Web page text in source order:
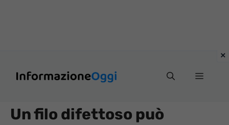
Menu
Un filo difettoso può